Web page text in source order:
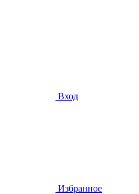
Вход
Избранное